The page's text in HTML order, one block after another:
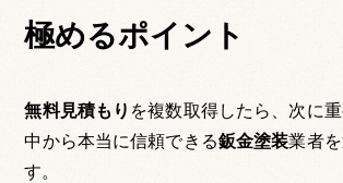
極めるポイント
無料見積もり を複数取得したら、次に
中から本当に信頼できる鈑金塗装業者
す。